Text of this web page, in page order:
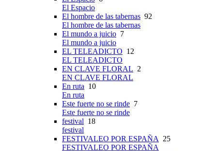
El Espacio
El hombre de las tabernas 92
El hombre de las tabernas
El mundo a juicio 7
El mundo a juicio
EL TELEADICTO 12
EL TELEADICTO
EN CLAVE FLORAL 2
EN CLAVE FLORAL
En ruta 10
En ruta
Este fuerte no se rinde 7
Este fuerte no se rinde
festival 18
festival
FESTIVALEO POR ESPAÑA 25
FESTIVALEO POR ESPAÑA